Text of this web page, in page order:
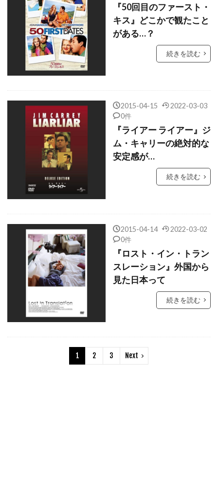
クリストフ・ヴァルツ
クリスピン・グローヴァー
クリスピン・ストラザーズ
クリス・J・ボール
クリス・ウィリアムズ
クリス・エリス
クリス・オーウェン
クリス・サイキエル
クリス・サランドン
クリス・タッカー
クリス・ディケンズ
クリス・ハンレイ
クリス・バウアー
クリス・ブリガム
クリス・ヘンチー
クリス・ベンダー
クリス・ペン
クリス・ワイアット
クリフトン・コリンズ・Jr
クリフトン・ジェームズ
クリフ・ロバートソン
クリント・イーストウッド
クルーズ/ワグナー・プロダクションズ
クレア・モーリア
クレイグ・アルパート
『50回目のファースト・
キス』どこかで観たこと
がある…？
続きを読む
2015-04-15
2022-03-03
0件
『ライアー ライアー』ジ
ム・キャリーの絶対的な
安定感が…
続きを読む
2015-04-14
2022-03-02
0件
『ロスト・イン・トラン
スレーション』外国から
見た日本って
続きを読む
1 2 3 Next